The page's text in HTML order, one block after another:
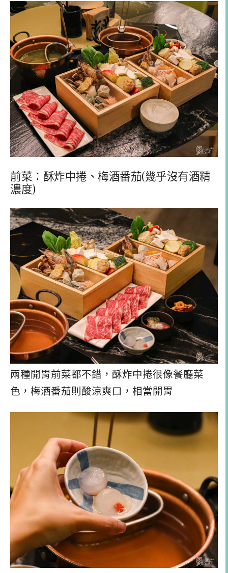
前菜：酥炸中捲、梅酒番茄(幾乎沒有酒精
濃度)
兩種開胃前菜都不錯，酥炸中捲很像餐廳菜
色，梅酒番茄則酸涼爽口，相當開胃